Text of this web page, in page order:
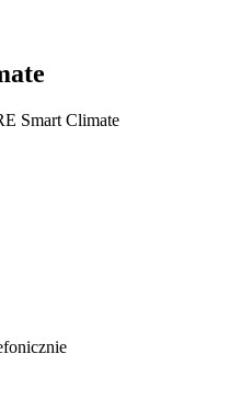
Smart Climate